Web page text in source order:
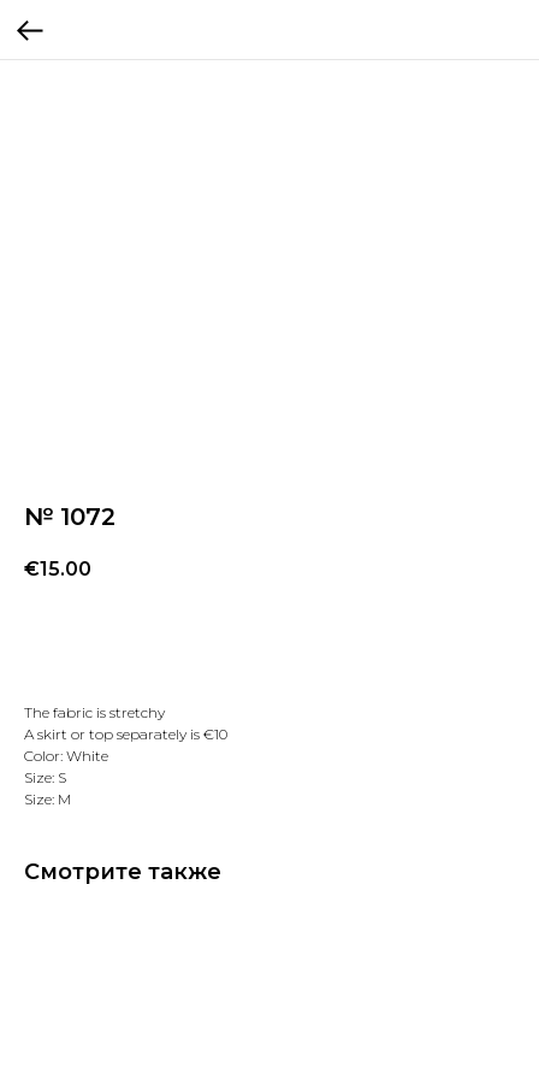
№ 1072
€15.00
The fabric is stretchy
A skirt or top separately is €10
Color: White
Size: S
Size: M
Смотрите также